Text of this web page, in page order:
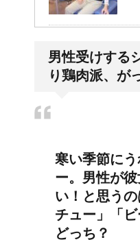
男性受けする
り鶏肉派、が
寒い季節に
ー。男性が
い！と思う
チュー」「ビ
どっち？